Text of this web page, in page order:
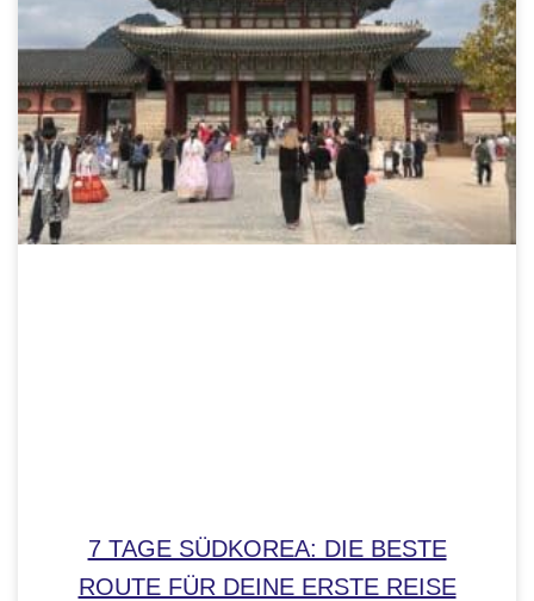
7 TAGE SÜDKOREA: DIE BESTE
ROUTE FÜR DEINE ERSTE REISE